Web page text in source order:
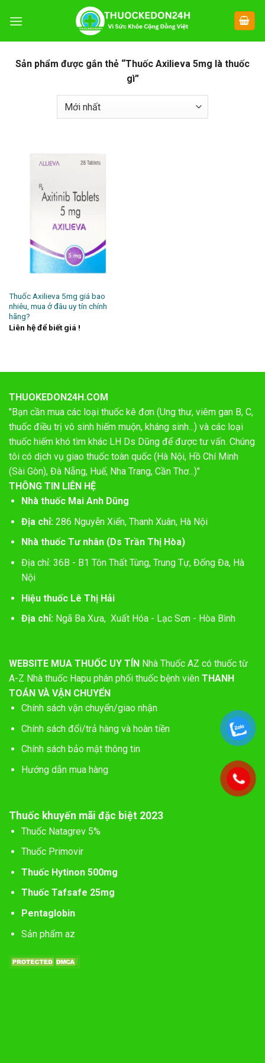
đến
Sản phẩm được gắn thẻ “Thuốc Axilieva 5mg là thuốc
gì”
Thuốc Axilieva 5mg giá bao
nhiêu, mua ở đâu uy tín chính
hãng?
Liên hệ để biết giá !
THUOKEDON24H.COM
"Bạn cần mua các loại thuốc kê đơn (Ung thư, viêm gan B, C,
thuốc điều trị vô sinh hiếm muộn, kháng sinh...) và các loại
thuốc hiếm khó tìm khác LH Ds Dũng để được tư vấn. Chúng
tôi có dịch vụ giao thuốc toàn quốc (Hà Nội, Hồ Chí Minh
(Sài Gòn), Đà Nẵng, Huế, Nha Trang, Cần Thơ...)"
THÔNG TIN LIÊN HỆ
Nhà thuốc Mai Anh Dũng
Địa chỉ:286 Nguyễn Xiển, Thanh Xuân, Hà Nội
Nhà thuốc Tư nhân (Ds Trần Thị Hòa)
Địa chỉ: 36B - B1 Tôn Thất Tùng, Trung Tự, Đống Đa, Hà
Nội
Hiệu thuốc Lê Thị Hải
Địa chỉ: Ngã Ba Xưa, Xuất Hóa - Lạc Sơn - Hòa Bình
WEBSITE MUA THUỐC UY TÍN Nhà Thuốc AZ có thuốc từ
A-Z Nhà thuốc Hapu phân phối thuốc bệnh viên THANH
TOÁN VÀ VẬN CHUYỂN
Chính sách vận chuyển/giao nhận
Chính sách đổi/trả hàng và hoàn tiền
Chính sách bảo mật thông tin
Hướng dẫn mua hàng
Thuốc khuyến mãi đặc biệt 2023
Thuốc Natagrev 5%
Thuốc Primovir
Thuốc Hytinon 500mg
Thuốc Tafsafe 25mg
Pentaglobin
Sản phẩm az